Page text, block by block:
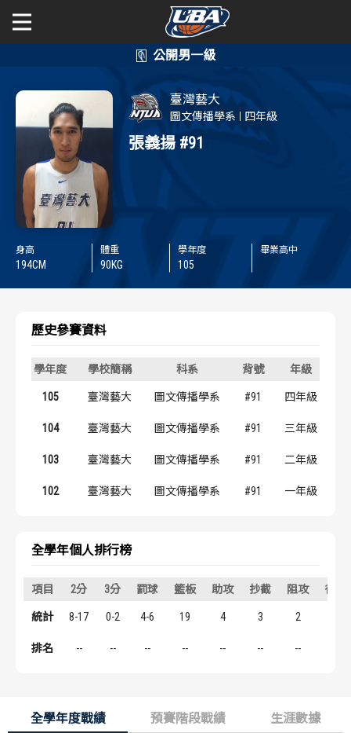
公開男一級 賽事資訊
賽程表
歷屆冠軍
歷史數據排行
公開女一級
賽事資訊
賽程表
歷屆冠軍
歷史數據排行
二級與一般組
臺灣藝大
圖文傳播學系 四年級
張義揚 #91
身高
194CM
體重
90KG
學年度
105
畢業高中
歷史參賽資料
學年度 學校簡稱 科系 背號 年級
105 臺灣藝大 圖文傳播學系 #91 四年級
104 臺灣藝大 圖文傳播學系 #91 三年級
103 臺灣藝大 圖文傳播學系 #91 二年級
102 臺灣藝大 圖文傳播學系 #91 一年級
全學年個人排行榜
項目 2分 3分 罰球 籃板 助攻 抄截 阻攻 得分
統計 8-17 0-2 4-6 19 4 3 2
排名 -- -- -- -- -- -- --
全學年度戰績 預賽階段戰績 生涯數據